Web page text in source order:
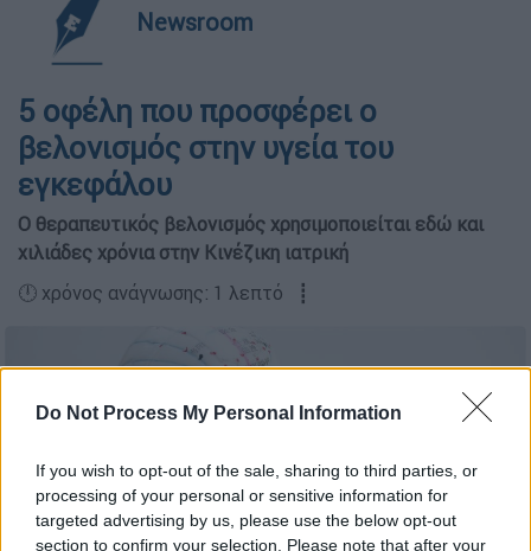
Do Not Process My Personal Information
If you wish to opt-out of the sale, sharing to third parties, or
processing of your personal or sensitive information for
targeted advertising by us, please use the below opt-out
section to confirm your selection. Please note that after your
Newsroom
5 οφέλη που προσφέρει ο
βελονισμός στην υγεία του
εγκεφάλου
Ο θεραπευτικός βελονισμός χρησιμοποιείται εδώ και
χιλιάδες χρόνια στην Κινέζικη ιατρική
🕛 χρόνος ανάγνωσης: 1 λεπτό ┋